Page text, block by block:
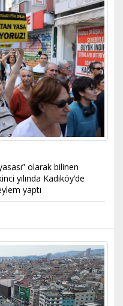
olarak bilinen
yılında Kadıköy’de
yaptı